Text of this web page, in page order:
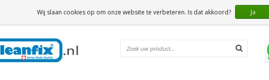
Wij slaan cookies op om onze website te verbeteren. Is dat akkoord? Ja